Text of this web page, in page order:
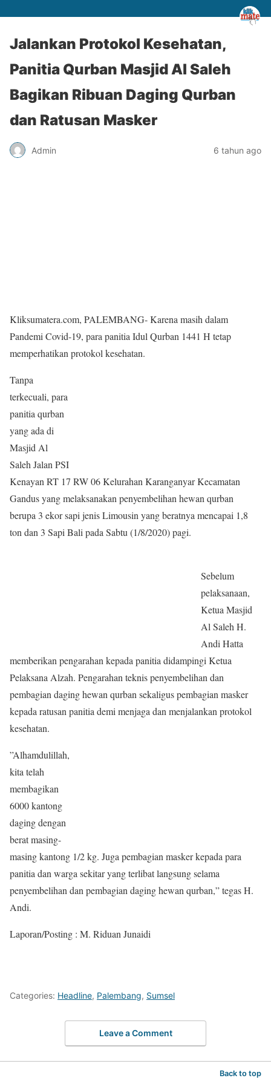
Jalankan Protokol Kesehatan,
Panitia Qurban Masjid Al Saleh
Bagikan Ribuan Daging Qurban
dan Ratusan Masker
Admin 6 tahun ago
Kliksumatera.com, PALEMBANG- Karena masih dalam
Pandemi Covid-19, para panitia Idul Qurban 1441 H tetap
memperhatikan protokol kesehatan.
Tanpa
terkecuali, para
panitia qurban
yang ada di
Masjid Al
Saleh Jalan PSI
Kenayan RT 17 RW 06 Kelurahan Karanganyar Kecamatan
Gandus yang melaksanakan penyembelihan hewan qurban
berupa 3 ekor sapi jenis Limousin yang beratnya mencapai 1,8
ton dan 3 Sapi Bali pada Sabtu (1/8/2020) pagi.
Sebelum
pelaksanaan,
Ketua Masjid
Al Saleh H.
Andi Hatta
memberikan pengarahan kepada panitia didampingi Ketua
Pelaksana Alzah. Pengarahan teknis penyembelihan dan
pembagian daging hewan qurban sekaligus pembagian masker
kepada ratusan panitia demi menjaga dan menjalankan protokol
kesehatan.
”Alhamdulillah,
kita telah
membagikan
6000 kantong
daging dengan
berat masing-
masing kantong 1/2 kg. Juga pembagian masker kepada para
panitia dan warga sekitar yang terlibat langsung selama
penyembelihan dan pembagian daging hewan qurban,” tegas H.
Andi.
Laporan/Posting : M. Riduan Junaidi
Categories: Headline, Palembang, Sumsel
Leave a Comment
Back to top